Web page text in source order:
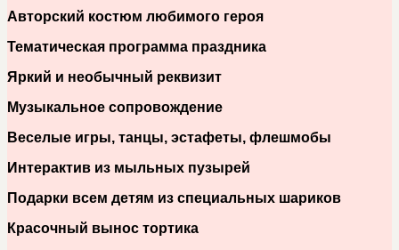
Авторский костюм любимого героя
Тематическая программа праздника
Яркий и необычный реквизит
Музыкальное сопровождение
Веселые игры, танцы, эстафеты, флешмобы
Интерактив из мыльных пузырей
Подарки всем детям из специальных шариков
Красочный вынос тортика